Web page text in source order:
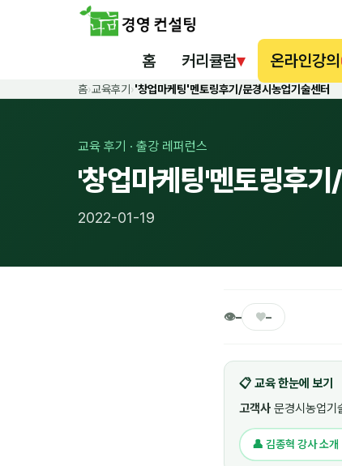
홈 커리큘럼▾ 온라인강의
홈›교육후기 ›'창업마케팅'멘토링후기/문경시농업기술센터
교육 후기 · 출강 레퍼런스
'창업마케팅'멘토링후
2022-01-19
👁– ♥–
📋 교육 한눈에 보기
고객사 문경시농업기
👤 김종혁 강사 소